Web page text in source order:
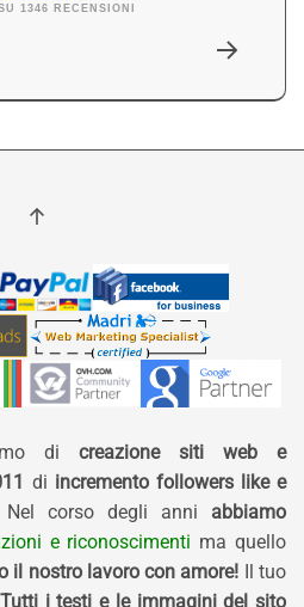
1346 RECENSIONI
di creazione siti web e
di incremento followers like e
corso degli anni abbiamo
e riconoscimenti ma quello
il nostro lavoro con amore! Il tuo
Tutti i testi e le immagini del sito